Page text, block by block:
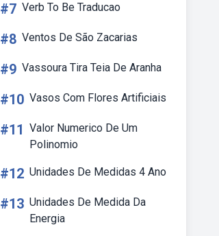
#7 Verb To Be Traducao
#8 Ventos De São Zacarias
#9 Vassoura Tira Teia De Aranha
#10 Vasos Com Flores Artificiais
#11 Valor Numerico De Um
Polinomio
#12 Unidades De Medidas 4 Ano
#13 Unidades De Medida Da
Energia